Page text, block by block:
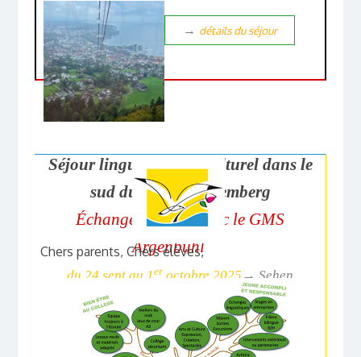
→ détails du séjour
Séjour linguistique et culturel dans le
sud du Bade-Wurtemberg
Échange scolaire avec le GMS
Argenbühl
du 24 sept au 1er octobre 2025 →Sehen
Chers parents, Chers élèves,